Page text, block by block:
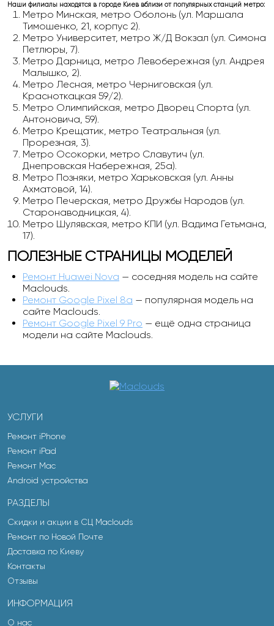
Наши филиалы находятся в городе Киев вблизи от популярных станций метро:
Метро Минская, метро Оболонь (ул. Маршала
Тимошенко, 21, корпус 2).
Метро Университет, метро Ж/Д Вокзал (ул. Симона
Петлюры, 7).
Метро Дарница, метро Левобережная (ул. Андрея
Малышко, 2).
Метро Лесная, метро Черниговская (ул.
Красноткацкая 59/2).
Метро Олимпийская, метро Дворец Спорта (ул.
Антоновича, 59).
Метро Крещатик, метро Театральная (ул.
Прорезная, 3).
Метро Осокорки, метро Славутич (ул.
Днепровская Набережная, 25а).
Метро Позняки, метро Харьковская (ул. Анны
Ахматовой, 14).
Метро Печерская, метро Дружбы Народов (ул.
Старонаводницкая, 4).
Метро Шулявская, метро КПИ (ул. Вадима Гетьмана,
17).
ПОЛЕЗНЫЕ СТРАНИЦЫ МОДЕЛЕЙ
Ремонт Huawei Nova — соседняя модель на сайте
Maclouds.
Ремонт Google Pixel 8a — популярная модель на
сайте Maclouds.
Ремонт Google Pixel 9 Pro — ещё одна страница
модели на сайте Maclouds.
УСЛУГИ
Ремонт iPhone
Ремонт iPad
Ремонт Mac
Android устройства
РАЗДЕЛЫ
Скидки и акции в СЦ Maclouds
Ремонт по Новой Почте
Доставка по Киеву
Контакты
Отзывы
ИНФОРМАЦИЯ
О нас